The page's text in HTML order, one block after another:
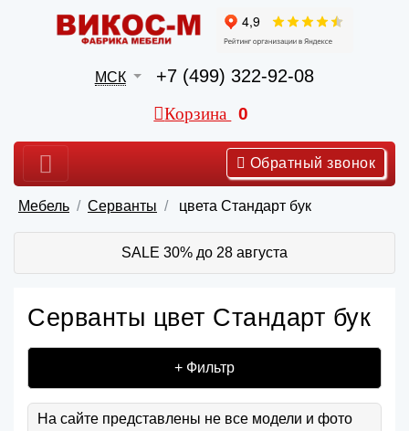
МСК +7 (499) 322-92-08
Корзина 0
Обратный звонок
Мебель Серванты цвета Стандарт бук
SALE 30% до 28 августа
Серванты цвет Стандарт бук
+ Фильтр
На сайте представлены не все модели и фото